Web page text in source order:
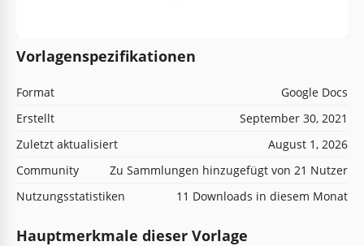
Vorlagenspezifikationen
Format
Google Docs
Erstellt
September 30, 2021
Zuletzt aktualisiert
August 1, 2026
Community
Zu Sammlungen hinzugefügt von 21 Nutzer
Nutzungsstatistiken
11 Downloads in diesem Monat
Hauptmerkmale dieser Vorlage